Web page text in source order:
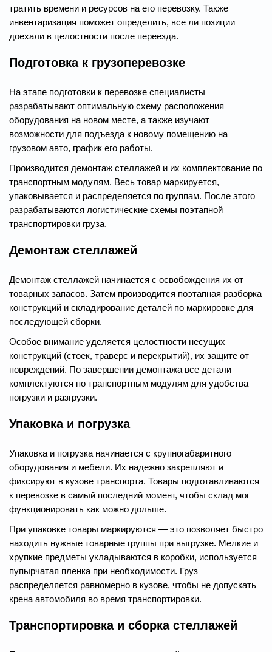
тратить времени и ресурсов на его перевозку. Также
инвентаризация поможет определить, все ли позиции
доехали в целостности после переезда.
Подготовка к грузоперевозке
На этапе подготовки к перевозке специалисты
разрабатывают оптимальную схему расположения
оборудования на новом месте, а также изучают
возможности для подъезда к новому помещению на
грузовом авто, график его работы.
Производится демонтаж стеллажей и их комплектование по
транспортным модулям. Весь товар маркируется,
упаковывается и распределяется по группам. После этого
разрабатываются логистические схемы поэтапной
транспортировки груза.
Демонтаж стеллажей
Демонтаж стеллажей начинается с освобождения их от
товарных запасов. Затем производится поэтапная разборка
конструкций и складирование деталей по маркировке для
последующей сборки.
Особое внимание уделяется целостности несущих
конструкций (стоек, траверс и перекрытий), их защите от
повреждений. По завершении демонтажа все детали
комплектуются по транспортным модулям для удобства
погрузки и разгрузки.
Упаковка и погрузка
Упаковка и погрузка начинается с крупногабаритного
оборудования и мебели. Их надежно закрепляют и
фиксируют в кузове транспорта. Товары подготавливаются
к перевозке в самый последний момент, чтобы склад мог
функционировать как можно дольше.
При упаковке товары маркируются — это позволяет быстро
находить нужные товарные группы при выгрузке. Мелкие и
хрупкие предметы укладываются в коробки, используется
пупырчатая пленка при необходимости. Груз
распределяется равномерно в кузове, чтобы не допускать
крена автомобиля во время транспортировки.
Транспортировка и сборка стеллажей